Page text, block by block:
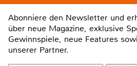
Abonniere den Newsletter und
über neue Magazine, exklusive
Gewinnspiele, neue Features
unserer Partner.